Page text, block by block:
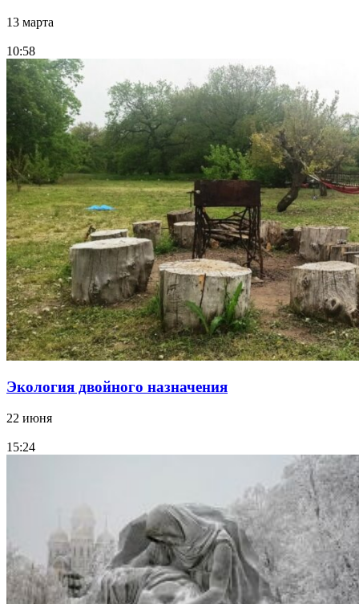
13 марта
10:58
Экология двойного назначения
22 июня
15:24